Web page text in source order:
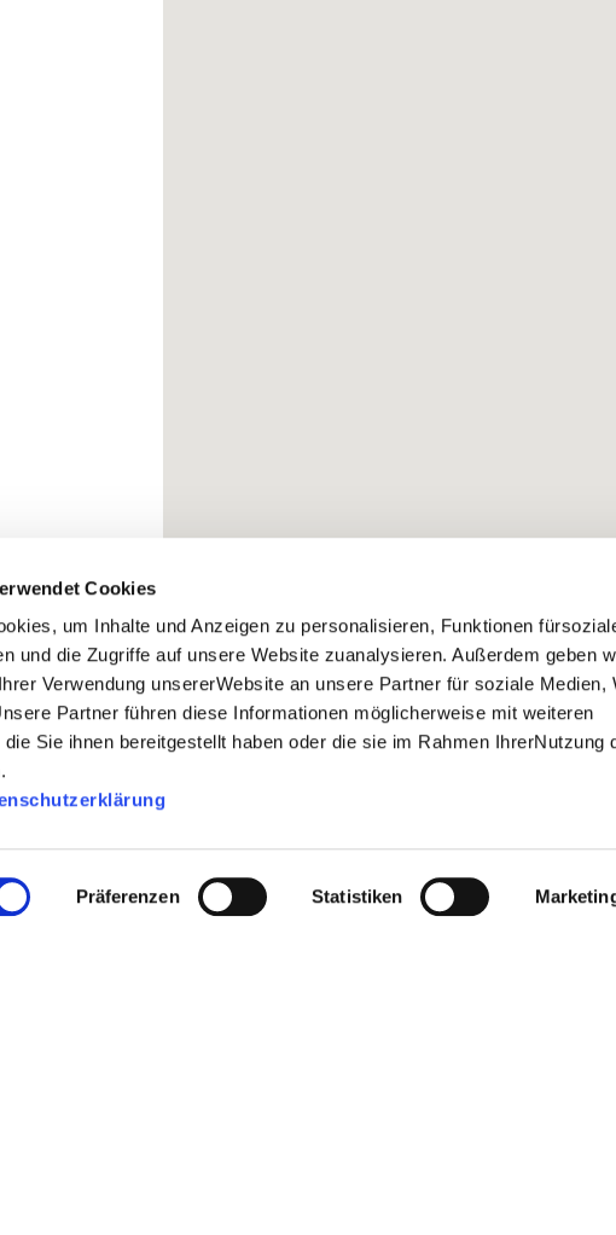
Cookies
um Inhalte und Anzeigen zu personalisieren, Funktionen
und die Zugriffe auf unsere Website zuanalysieren. Außerdem geben
Verwendung unsererWebsite an unsere Partner für soziale Medien,
Partner führen diese Informationen möglicherweise mit weiteren
Sie ihnen bereitgestellt haben oder die sie im Rahmen IhrerNutzung
Präferenzen Statistiken